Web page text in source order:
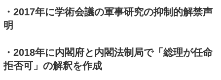
・2017年に学術会議の軍事研究の抑制的解禁声
明
・2018年に内閣府と内閣法制局で「総理が任命
拒否可」の解釈を作成